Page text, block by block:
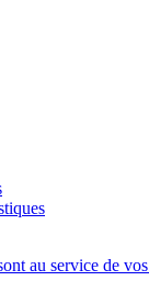
au service de